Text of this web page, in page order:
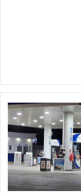
Descartan
desabasto
de
gasolina
en
Ciudad
Juárez